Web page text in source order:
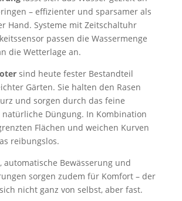
– effizienter und sparsamer als
Hand. Systeme mit Zeitschaltuhr
passen die Wassermenge
die Wetterlage an.
sind heute fester Bestandteil
Gärten. Sie halten den Rasen
und sorgen durch das feine
Düngung. In Kombination
Flächen und weichen Kurven
reibungslos.
automatische Bewässerung und
sorgen zudem für Komfort – der
nicht ganz von selbst, aber fast.